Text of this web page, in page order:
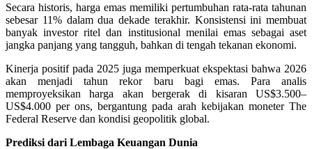
Secara historis, harga emas memiliki pertumbuhan rata-rata tahunan
sebesar 11% dalam dua dekade terakhir. Konsistensi ini membuat
banyak investor ritel dan institusional menilai emas sebagai aset
jangka panjang yang tangguh, bahkan di tengah tekanan ekonomi.
Kinerja positif pada 2025 juga memperkuat ekspektasi bahwa 2026
akan menjadi tahun rekor baru bagi emas. Para analis
memproyeksikan harga akan bergerak di kisaran US$3.500–
US$4.000 per ons, bergantung pada arah kebijakan moneter The
Federal Reserve dan kondisi geopolitik global.
Prediksi dari Lembaga Keuangan Dunia